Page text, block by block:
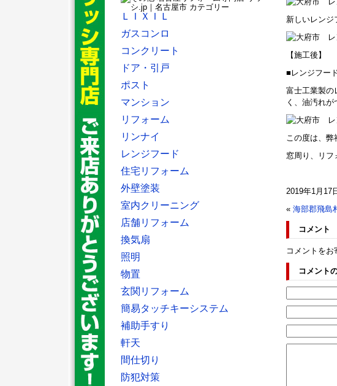
新しいレンジ
【施工後】
■レンジフー
富士工業製の
く、油汚れが
この度は、弊
窓周り、リフ
2019年1月
« 海部郡飛
コメント
コメントをお
コメント
ＬＩＸＩＬ
ガスコンロ
コンクリート
ドア・引戸
ポスト
マンション
リフォーム
リンナイ
レンジフード
住宅リフォーム
外壁塗装
室内クリーニング
店舗リフォーム
換気扇
照明
物置
玄関リフォーム
簡易タッチキーシステム
補助手すり
軒天
間仕切り
防犯対策